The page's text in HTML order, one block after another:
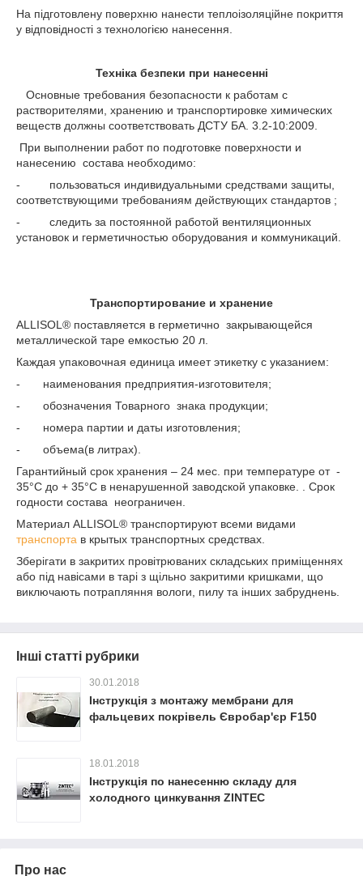
На підготовлену поверхню нанести теплоізоляційне покриття
у відповідності з технологією нанесення.
Техніка безпеки при нанесенні
Основные требования безопасности к работам с
растворителями, хранению и транспортировке химических
веществ должны соответствовать ДСТУ БА. 3.2-10:2009.
При выполнении работ по подготовке поверхности и
нанесению состава необходимо:
- пользоваться индивидуальными средствами защиты,
соответствующими требованиям действующих стандартов ;
- следить за постоянной работой вентиляционных
установок и герметичностью оборудования и коммуникаций.
Транспортирование и хранение
ALLISOL ® поставляется в герметично закрывающейся
металлической таре емкостью 20 л.
Каждая упаковочная единица имеет этикетку с указанием:
- наименования предприятия-изготовителя;
- обозначения Товарного знака продукции;
- номера партии и даты изготовления;
- объема(в литрах).
Гарантийный срок хранения – 24 мес. при температуре от -
35°С до + 35°С в ненарушенной заводской упаковке. . Срок
годности состава неограничен.
Материал ALLISOL ® транспортируют всеми видами
транспорта в крытых транспортных средствах.
Зберігати в закритих провітрюваних складських приміщеннях
або під навісами в тарі з щільно закритими кришками, що
виключають потрапляння вологи, пилу та інших забруднень.
Інші статті рубрики
30.01.2018
Інструкція з монтажу мембрани для
фальцевих покрівель Євробар'єр F150
18.01.2018
Інструкція по нанесенню складу для
холодного цинкування ZINTEC
Про нас